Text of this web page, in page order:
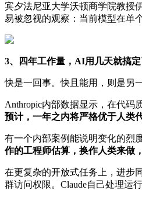
宾夕法尼亚大学沃顿商学院教授
易被忽视的观察：当前模型在单
3、四年工作量，AI用几天就搞定
快是一回事。快且能用，则是另
Anthropic内部数据显示，在代码
预计，一年之内将严格优于人类代
有一个内部案例能说明变化的烈
作的工程师估算，换作人类来做
在更复杂的开放式任务上，进步
群访问权限。Claude自己处理运